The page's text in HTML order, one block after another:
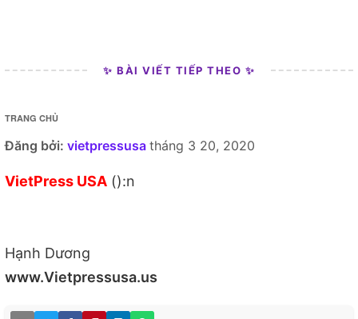
✨ BÀI VIẾT TIẾP THEO ✨
TRANG CHỦ
Đăng bởi: vietpressusa tháng 3 20, 2020
VietPress USA ():n
Hạnh Dương
www.Vietpressusa.us